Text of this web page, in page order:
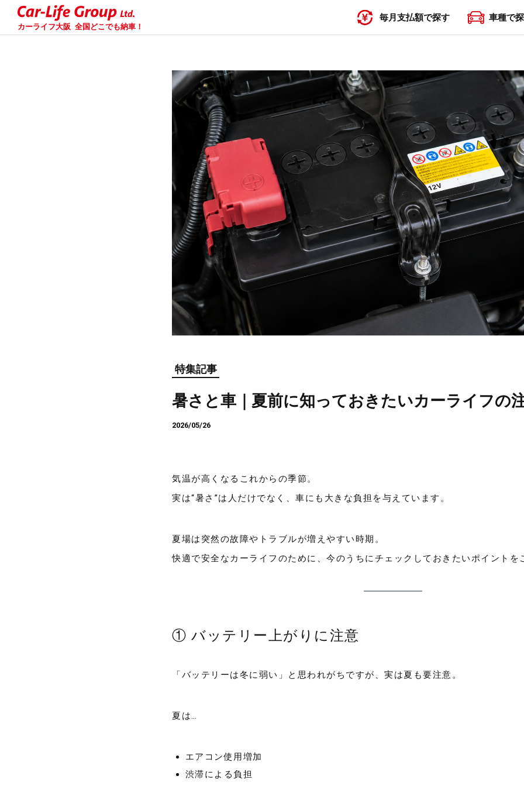
カーライフ大阪 全国どこでも納車！
毎月支払額で探す 車種で
特集記事
暑さと車｜夏前に知っておきたいカーライフの
2026/05/26
気温が高くなるこれからの季節。
実は“暑さ”は人だけでなく、車にも大きな負担を与えています。
夏場は突然の故障やトラブルが増えやすい時期。
快適で安全なカーライフのために、今のうちにチェックしておきたいポイントを
① バッテリー上がりに注意
「バッテリーは冬に弱い」と思われがちですが、実は夏も要注意。
夏は…
エアコン使用増加
渋滞による負担